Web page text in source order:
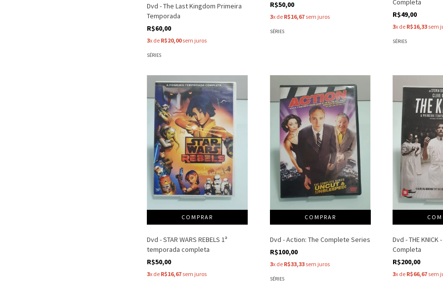
Dvd - The Last Kingdom Primeira
Temporada
R$60,00
3x de R$20,00sem juros
SÉRIES
R$50,00
3x de R$16,67sem juros
SÉRIES
Completa
R$49,00
3x de R$16,33 sem
SÉRIES
Dvd - STAR WARS REBELS 1ª
temporada completa
R$50,00
3x de R$16,67 sem juros
Dvd - Action: The Complete Series
R$100,00
3x de R$33,33sem juros
SÉRIES
Dvd - THE KNICK
Completa
R$200,00
3x de R$66,67 sem